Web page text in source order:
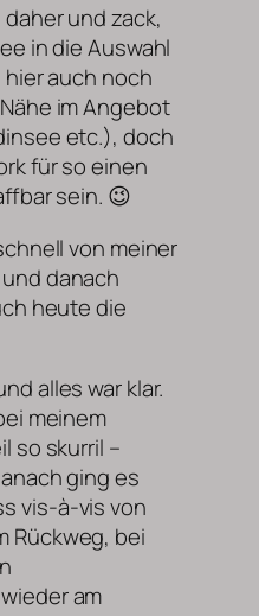
und zack,
in die Auswahl
auch noch
im Angebot
etc.), doch
für so einen
sein. 😉
von meiner
danach
heute die
alles war klar.
meinem
so skurril –
ging es
vis-à-vis von
Rückweg, bei
am